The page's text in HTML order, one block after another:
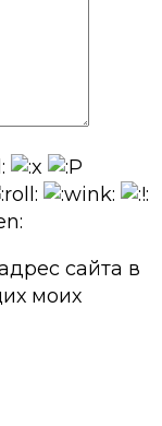
сайта в
моих